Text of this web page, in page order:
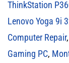
ThinkStation
Lenovo Yoga 9i
Computer Repair,
Gaming PC,